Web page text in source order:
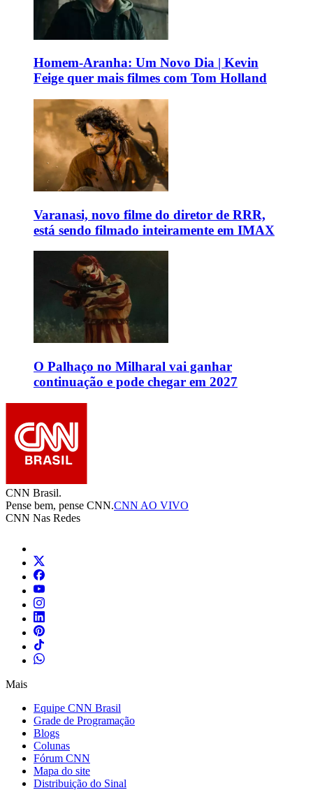
Homem-Aranha: Um Novo Dia | Kevin
Feige quer mais filmes com Tom Holland
Varanasi, novo filme do diretor de RRR,
está sendo filmado inteiramente em IMAX
O Palhaço no Milharal vai ganhar
continuação e pode chegar em 2027
CNN Brasil.
Pense bem, pense CNN.CNN AO VIVO
CNN Nas Redes
Mais
Equipe CNN Brasil
Grade de Programação
Blogs
Colunas
Fórum CNN
Mapa do site
Distribuição do Sinal